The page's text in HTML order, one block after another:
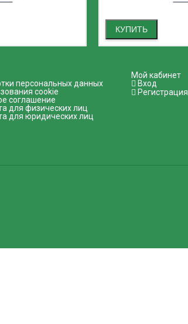
КУПИТЬ
персональных данных
cookie
соглашение
для физических лиц
для юридических лиц
Мой кабинет
Вход
Регистрация